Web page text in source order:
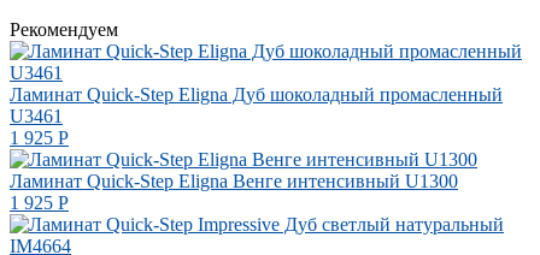
Рекомендуем
Ламинат Quick-Step Eligna Дуб шоколадный промасленный
U3461
1 925 Р
Ламинат Quick-Step Eligna Венге интенсивный U1300
1 925 Р